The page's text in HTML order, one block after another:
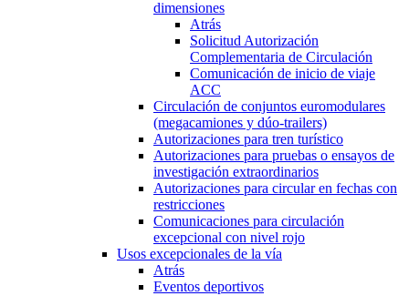
dimensiones
Atrás
Solicitud Autorización
Complementaria de Circulación
Comunicación de inicio de viaje
ACC
Circulación de conjuntos euromodulares
(megacamiones y dúo-trailers)
Autorizaciones para tren turístico
Autorizaciones para pruebas o ensayos de
investigación extraordinarios
Autorizaciones para circular en fechas con
restricciones
Comunicaciones para circulación
excepcional con nivel rojo
Usos excepcionales de la vía
Atrás
Eventos deportivos